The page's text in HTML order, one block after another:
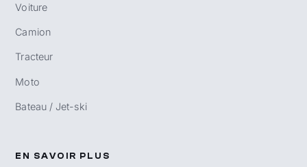
Voiture
Camion
Tracteur
Moto
Bateau / Jet-ski
EN SAVOIR PLUS